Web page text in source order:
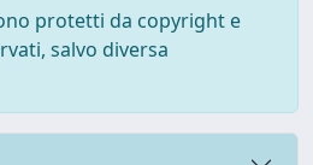
protetti da copyright e
salvo diversa